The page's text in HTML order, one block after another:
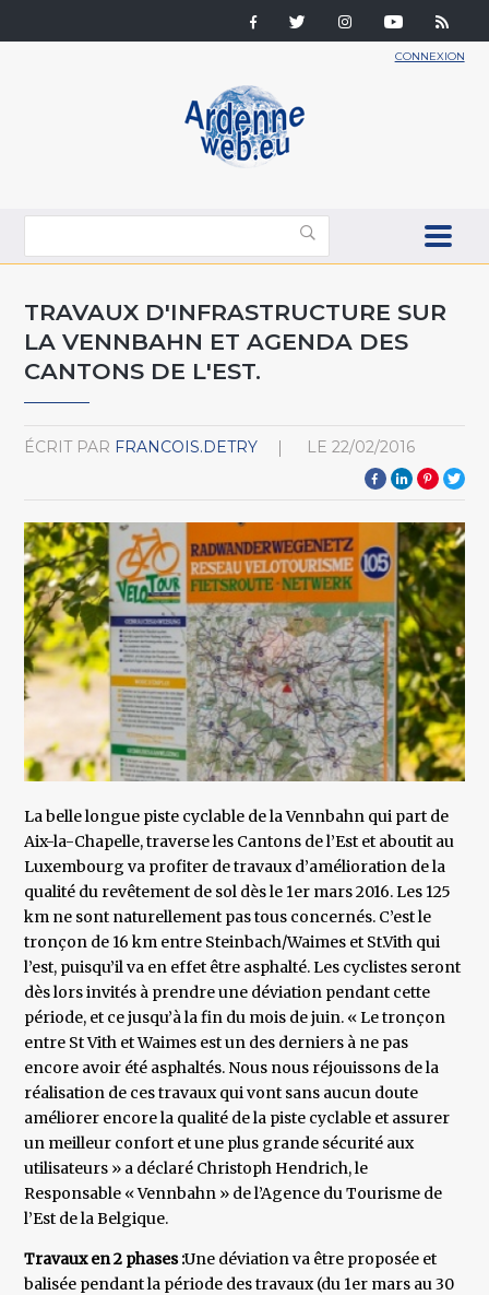
CONNEXION
TRAVAUX D'INFRASTRUCTURE SUR
LA VENNBAHN ET AGENDA DES
CANTONS DE L'EST.
ÉCRIT PAR FRANCOIS.DETRY LE 22/02/2016
La belle longue piste cyclable de la Vennbahn qui part de
Aix-la-Chapelle, traverse les Cantons de l’Est et aboutit au
Luxembourg va profiter de travaux d’amélioration de la
qualité du revêtement de sol dès le 1er mars 2016. Les 125
km ne sont naturellement pas tous concernés. C’est le
tronçon de 16 km entre Steinbach/Waimes et St.Vith qui
l’est, puisqu’il va en effet être asphalté. Les cyclistes seront
dès lors invités à prendre une déviation pendant cette
période, et ce jusqu’à la fin du mois de juin. « Le tronçon
entre St Vith et Waimes est un des derniers à ne pas
encore avoir été asphaltés. Nous nous réjouissons de la
réalisation de ces travaux qui vont sans aucun doute
améliorer encore la qualité de la piste cyclable et assurer
un meilleur confort et une plus grande sécurité aux
utilisateurs » a déclaré Christoph Hendrich, le
Responsable « Vennbahn » de l’Agence du Tourisme de
l’Est de la Belgique.
Travaux en 2 phases :Une déviation va être proposée et
balisée pendant la période des travaux (du 1er mars au 30